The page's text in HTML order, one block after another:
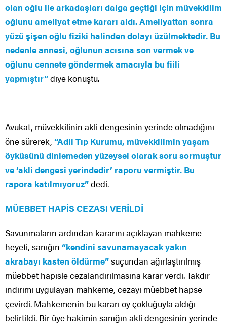
olan oğlu ile arkadaşları dalga geçtiği için müvekkilim
oğlunu ameliyat etme kararı aldı. Ameliyattan sonra
yüzü şişen oğlu fiziki halinden dolayı üzülmektedir. Bu
nedenle annesi, oğlunun acısına son vermek ve
oğlunu cennete göndermek amacıyla bu fiili
yapmıştır”diye konuştu.
Avukat, müvekkilinin akli dengesinin yerinde olmadığını
öne sürerek, “Adli Tıp Kurumu, müvekkilimin yaşam
öyküsünü dinlemeden yüzeysel olarak soru sormuştur
ve ‘akli dengesi yerindedir’ raporu vermiştir. Bu
rapora katılmıyoruz”dedi.
MÜEBBET HAPİS CEZASI VERİLDİ
Savunmaların ardından kararını açıklayan mahkeme
heyeti, sanığın “kendini savunamayacak yakın
akrabayı kasten öldürme”suçundan ağırlaştırılmış
müebbet hapisle cezalandırılmasına karar verdi. Takdir
indirimi uygulayan mahkeme, cezayı müebbet hapse
çevirdi. Mahkemenin bu kararı oy çokluğuyla aldığı
belirtildi. Bir üye hakimin sanığın akli dengesinin yerinde